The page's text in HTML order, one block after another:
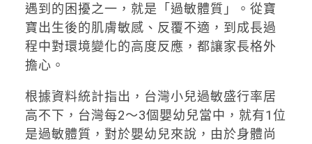
遇到的困擾之一，就是「過敏體質」。從寶
寶出生後的肌膚敏感、反覆不適，到成長過
程中對環境變化的高度反應，都讓家長格外
擔心。
根據資料統計指出，台灣小兒過敏盛行率居
高不下，台灣每2～3個嬰幼兒當中，就有1位
是過敏體質，對於嬰幼兒來說，由於身體尚